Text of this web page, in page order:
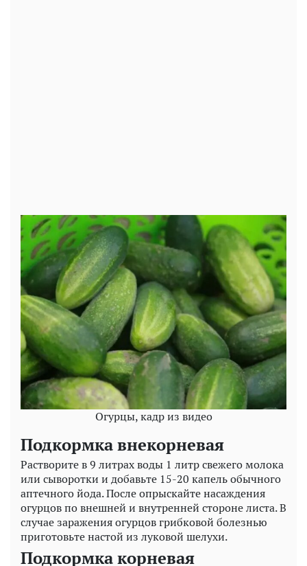
Огурцы, кадр из видео
Подкормка внекорневая
Растворите в 9 литрах воды 1 литр свежего молока
или сыворотки и добавьте 15-20 капель обычного
аптечного йода. После опрыскайте насаждения
огурцов по внешней и внутренней стороне листа. В
случае заражения огурцов грибковой болезнью
приготовьте настой из луковой шелухи.
Подкормка корневая